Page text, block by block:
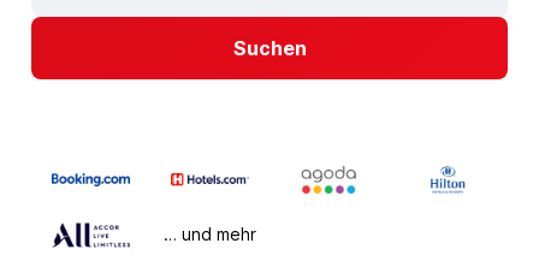
Suchen
… und mehr